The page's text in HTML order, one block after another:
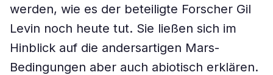
werden, wie es der beteiligte Forscher Gil
Levin noch heute tut. Sie ließen sich im
Hinblick auf die andersartigen Mars-
Bedingungen aber auch abiotisch erklären.